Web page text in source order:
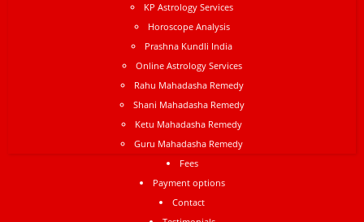
KP Astrology Services
Horoscope Analysis
Prashna Kundli India
Online Astrology Services
Rahu Mahadasha Remedy
Shani Mahadasha Remedy
Ketu Mahadasha Remedy
Guru Mahadasha Remedy
Fees
Payment options
Contact